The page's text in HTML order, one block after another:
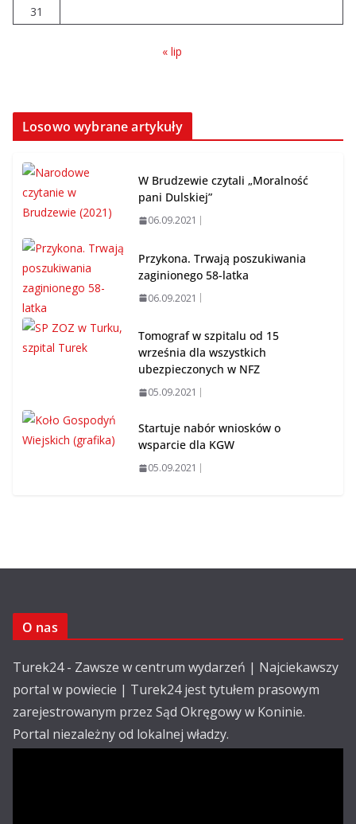
31
« lip
Losowo wybrane artykuły
W Brudzewie czytali „Moralność
pani Dulskiej”
06.09.2021
Przykona. Trwają poszukiwania
zaginionego 58-latka
06.09.2021
Tomograf w szpitalu od 15
września dla wszystkich
ubezpieczonych w NFZ
05.09.2021
Startuje nabór wniosków o
wsparcie dla KGW
05.09.2021
O nas
Turek24 - Zawsze w centrum wydarzeń | Najciekawszy
portal w powiecie | Turek24 jest tytułem prasowym
zarejestrowanym przez Sąd Okręgowy w Koninie.
Portal niezależny od lokalnej władzy.